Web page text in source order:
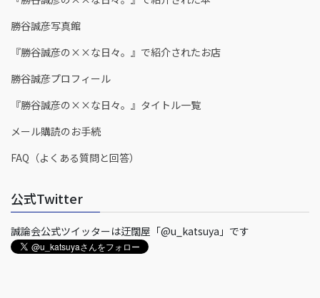
勝谷誠彦写真館
『勝谷誠彦の××な日々。』で紹介されたお店
勝谷誠彦プロフィール
『勝谷誠彦の××な日々。』タイトル一覧
メール購読のお手続
FAQ（よくある質問と回答）
公式Twitter
誠論会公式ツイッターは迂闊屋「@u_katsuya」です